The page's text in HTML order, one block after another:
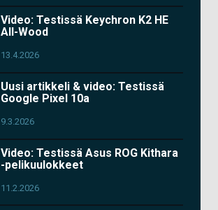
Video: Testissä Keychron K2 HE
All-Wood
13.4.2026
Uusi artikkeli & video: Testissä
Google Pixel 10a
9.3.2026
Video: Testissä Asus ROG Kithara
-pelikuulokkeet
11.2.2026